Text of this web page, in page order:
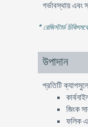
গর্ভাবস্থায়
* রেজিস্টার্ড
উপাদান
প্রতিটি
জিংক
ফলিক